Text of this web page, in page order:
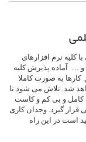
کلیه نرم افزارهای
آماری SPSS، Lisrel، Smart PLS، Amos، Expert Choice و … آماده پذیرش کلیه
به صورت کاملا
شد. تلاش می شود تا
کامل و بی کم و کاست
قرار گیرد. وجدان کاری
است در این راه